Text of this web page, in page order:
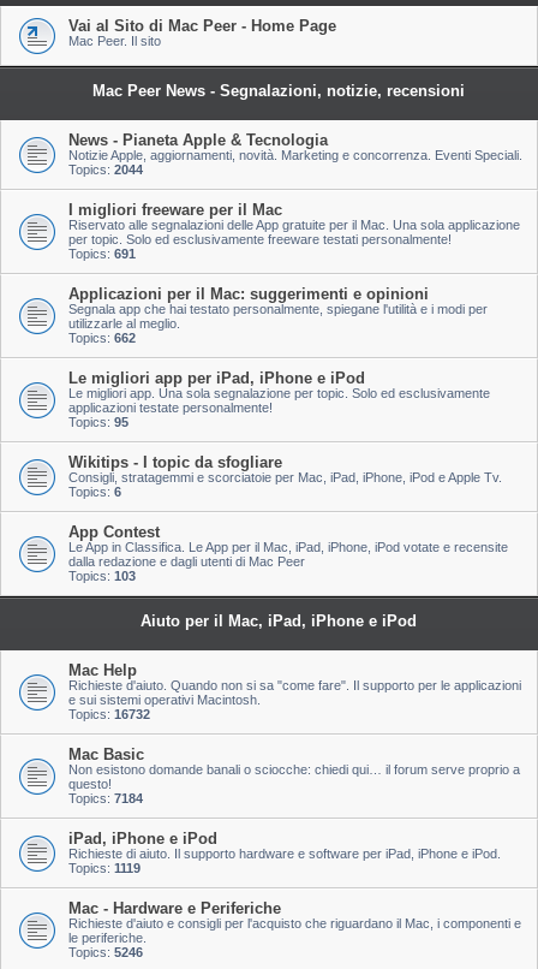
Vai al Sito di Mac Peer - Home Page
Mac Peer. Il sito
Mac Peer News - Segnalazioni, notizie, recensioni
News - Pianeta Apple & Tecnologia
Notizie Apple, aggiornamenti, novità. Marketing e concorrenza. Eventi Speciali.
Topics: 2044
I migliori freeware per il Mac
Riservato alle segnalazioni delle App gratuite per il Mac. Una sola applicazione
per topic. Solo ed esclusivamente freeware testati personalmente!
Topics: 691
Applicazioni per il Mac: suggerimenti e opinioni
Segnala app che hai testato personalmente, spiegane l'utilità e i modi per
utilizzarle al meglio.
Topics: 662
Le migliori app per iPad, iPhone e iPod
Le migliori app. Una sola segnalazione per topic. Solo ed esclusivamente
applicazioni testate personalmente!
Topics: 95
Wikitips - I topic da sfogliare
Consigli, stratagemmi e scorciatoie per Mac, iPad, iPhone, iPod e Apple Tv.
Topics: 6
App Contest
Le App in Classifica. Le App per il Mac, iPad, iPhone, iPod votate e recensite
dalla redazione e dagli utenti di Mac Peer
Topics: 103
Aiuto per il Mac, iPad, iPhone e iPod
Mac Help
Richieste d'aiuto. Quando non si sa "come fare". Il supporto per le applicazioni
e sui sistemi operativi Macintosh.
Topics: 16732
Mac Basic
Non esistono domande banali o sciocche: chiedi qui… il forum serve proprio a
questo!
Topics: 7184
iPad, iPhone e iPod
Richieste di aiuto. Il supporto hardware e software per iPad, iPhone e iPod.
Topics: 1119
Mac - Hardware e Periferiche
Richieste d'aiuto e consigli per l'acquisto che riguardano il Mac, i componenti e
le periferiche.
Topics: 5246